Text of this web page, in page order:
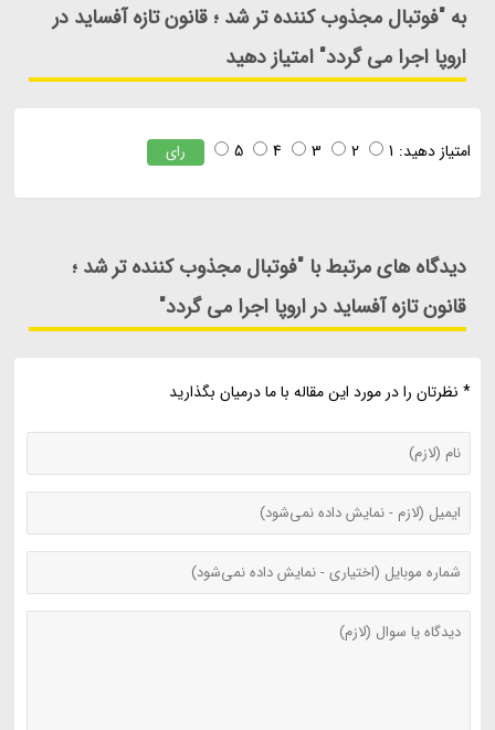
به "فوتبال مجذوب کننده تر شد ؛ قانون تازه آفساید در
اروپا اجرا می گردد" امتیاز دهید
امتیاز دهید: 1
2
3
4
5 رای
دیدگاه های مرتبط با "فوتبال مجذوب کننده تر شد ؛
قانون تازه آفساید در اروپا اجرا می گردد"
* نظرتان را در مورد این مقاله با ما درمیان بگذارید